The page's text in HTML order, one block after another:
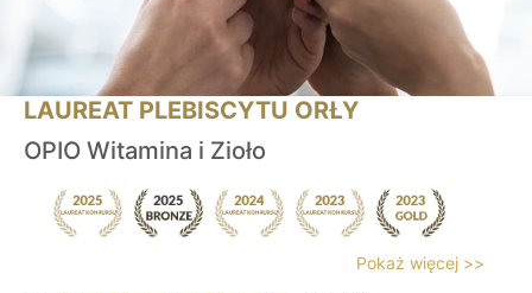
LAUREAT PLEBISCYTU ORŁY
OPIO Witamina i Zioło
Pokaż więcej >>